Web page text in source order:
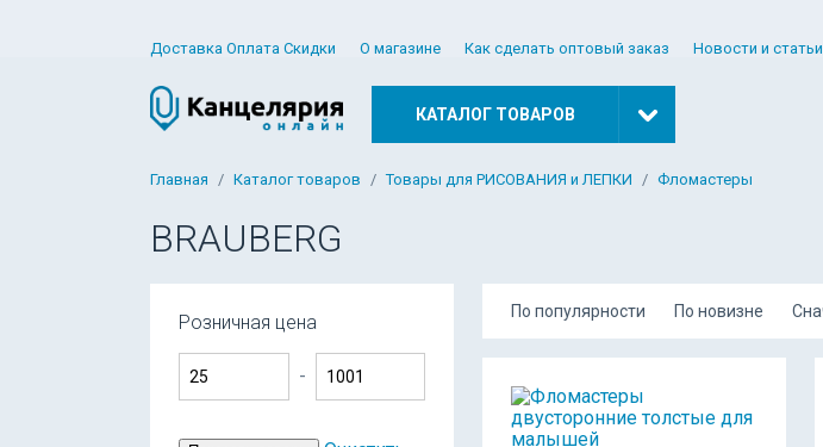
Доставка Оплата Скидки О магазине Как сделать оптовый заказ Новости и статьи
КАТАЛОГ ТОВАРОВ
Главная Каталог товаров Товары для РИСОВАНИЯ и ЛЕПКИ Фломастеры
BRAUBERG
Розничная цена
-
По популярности По новизне